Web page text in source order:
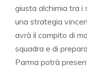
giusta alchimia tra i
una strategia
avrà il compito di
squadra e di
Parma potrà